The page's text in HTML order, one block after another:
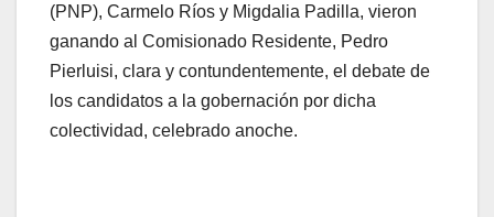
(PNP), Carmelo Ríos y Migdalia Padilla, vieron
ganando al Comisionado Residente, Pedro
Pierluisi, clara y contundentemente, el debate de
los candidatos a la gobernación por dicha
colectividad, celebrado anoche.